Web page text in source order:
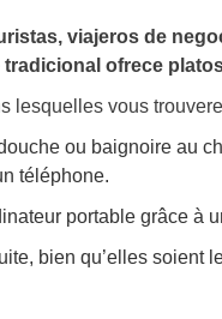
viajeros de
ofrece
lesquelles vous
ou baignoire au
téléphone.
portable grâce à
bien qu’elles soient